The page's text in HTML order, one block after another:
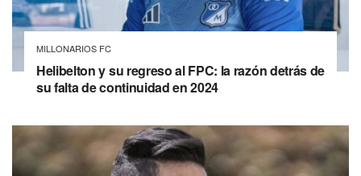
MILLONARIOS FC
Helibelton y su regreso al FPC: la razón detrás de
su falta de continuidad en 2024